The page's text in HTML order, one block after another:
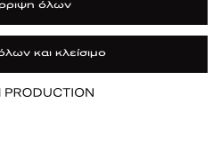
| Κώδικας Δεοντολογίας
Δεδομένων
όλων
και κλείσιμο